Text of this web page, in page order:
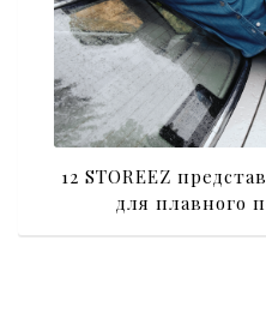
12 STOREEZ
для плавного